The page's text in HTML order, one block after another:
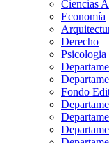
Ciencias
Economía
Derecho
Psicologia
Fondo